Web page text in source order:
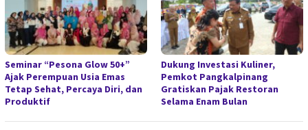
Seminar “Pesona Glow 50+”
Ajak Perempuan Usia Emas
Tetap Sehat, Percaya Diri, dan
Produktif
Dukung Investasi Kuliner,
Pemkot Pangkalpinang
Gratiskan Pajak Restoran
Selama Enam Bulan